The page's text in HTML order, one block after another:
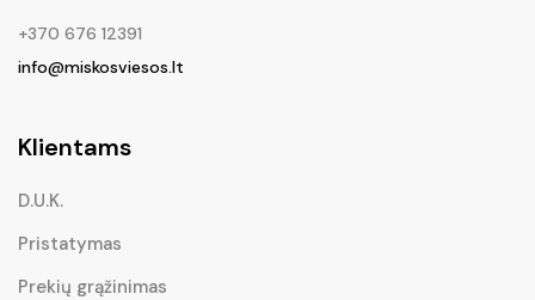
+370 676 12391
info@miskosviesos.lt
Klientams
D.U.K.
Pristatymas
Prekių grąžinimas